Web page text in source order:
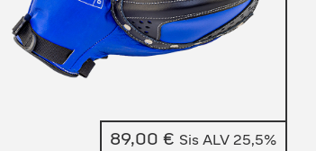
89,00€ Sis ALV 25,5%